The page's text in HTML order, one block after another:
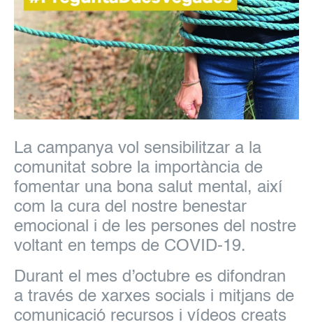
La campanya vol sensibilitzar a la
comunitat sobre la importància de
fomentar una bona salut mental, així
com la cura del nostre benestar
emocional i de les persones del nostre
voltant en temps de COVID-19.
Durant el mes d’octubre es difondran
a través de xarxes socials i mitjans de
comunicació recursos i vídeos creats